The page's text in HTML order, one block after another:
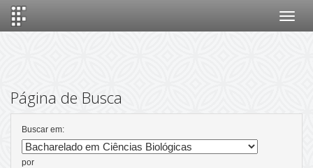
Página de Busca
Buscar em:
por